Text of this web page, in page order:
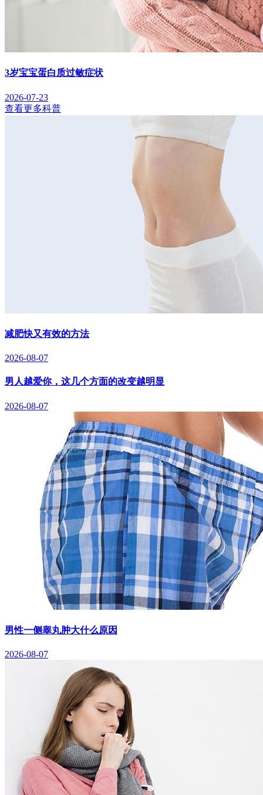
3岁宝宝蛋白质过敏症状
2026-07-23
查看更多科普
减肥快又有效的方法
2026-08-07
男人越爱你，这几个方面的改变越明显
2026-08-07
男性一侧睾丸肿大什么原因
2026-08-07